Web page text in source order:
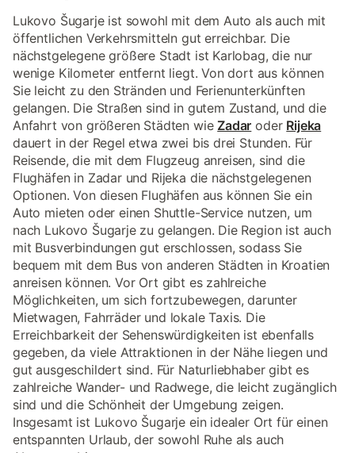
Lukovo Šugarje ist sowohl mit dem Auto als auch mit
öffentlichen Verkehrsmitteln gut erreichbar. Die
nächstgelegene größere Stadt ist Karlobag, die nur
wenige Kilometer entfernt liegt. Von dort aus können
Sie leicht zu den Stränden und Ferienunterkünften
gelangen. Die Straßen sind in gutem Zustand, und die
Anfahrt von größeren Städten wie Zadar oder Rijeka
dauert in der Regel etwa zwei bis drei Stunden. Für
Reisende, die mit dem Flugzeug anreisen, sind die
Flughäfen in Zadar und Rijeka die nächstgelegenen
Optionen. Von diesen Flughäfen aus können Sie ein
Auto mieten oder einen Shuttle-Service nutzen, um
nach Lukovo Šugarje zu gelangen. Die Region ist auch
mit Busverbindungen gut erschlossen, sodass Sie
bequem mit dem Bus von anderen Städten in Kroatien
anreisen können. Vor Ort gibt es zahlreiche
Möglichkeiten, um sich fortzubewegen, darunter
Mietwagen, Fahrräder und lokale Taxis. Die
Erreichbarkeit der Sehenswürdigkeiten ist ebenfalls
gegeben, da viele Attraktionen in der Nähe liegen und
gut ausgeschildert sind. Für Naturliebhaber gibt es
zahlreiche Wander- und Radwege, die leicht zugänglich
sind und die Schönheit der Umgebung zeigen.
Insgesamt ist Lukovo Šugarje ein idealer Ort für einen
entspannten Urlaub, der sowohl Ruhe als auch